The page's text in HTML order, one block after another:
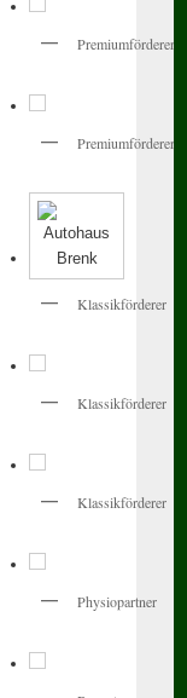
Premiumförderer
Premiumförderer
Klassikförderer
Klassikförderer
Klassikförderer
Physiopartner